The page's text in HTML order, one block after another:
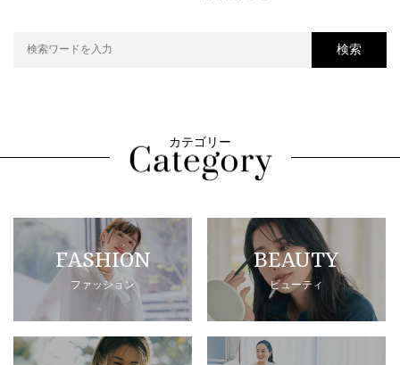
検索
カテゴリー
FASHION
ファッション
BEAUTY
ビューティ